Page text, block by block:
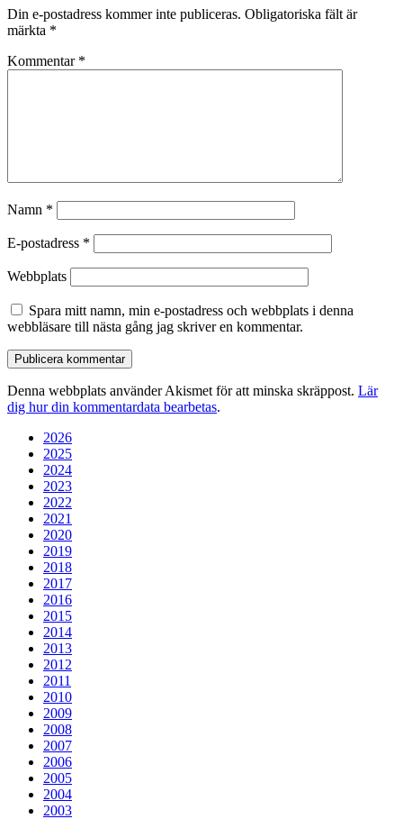
Din e-postadress kommer inte publiceras. Obligatoriska fält är
märkta *
Kommentar *
Namn *
E-postadress *
Webbplats
Spara mitt namn, min e-postadress och webbplats i denna
webbläsare till nästa gång jag skriver en kommentar.
Denna webbplats använder Akismet för att minska skräppost. Lär
dig hur din kommentardata bearbetas.
2026
2025
2024
2023
2022
2021
2020
2019
2018
2017
2016
2015
2014
2013
2012
2011
2010
2009
2008
2007
2006
2005
2004
2003